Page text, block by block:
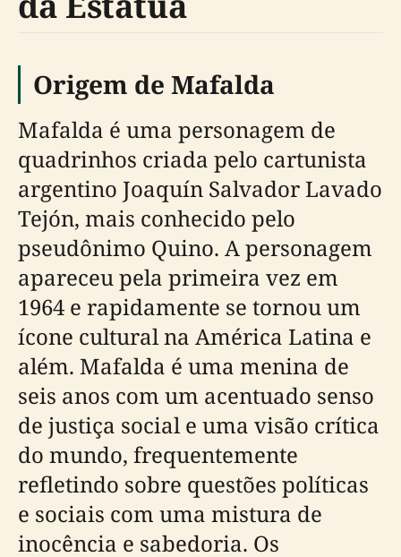
Origem de Mafalda
Mafalda é uma personagem de
quadrinhos criada pelo cartunista
argentino Joaquín Salvador Lavado
Tejón, mais conhecido pelo
pseudônimo Quino. A personagem
apareceu pela primeira vez em
1964 e rapidamente se tornou um
ícone cultural na América Latina e
além. Mafalda é uma menina de
seis anos com um acentuado senso
de justiça social e uma visão crítica
do mundo, frequentemente
refletindo sobre questões políticas
e sociais com uma mistura de
inocência e sabedoria. Os